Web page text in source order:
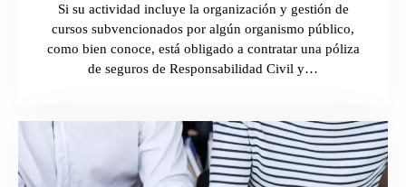
Si su actividad incluye la organización y gestión de
cursos subvencionados por algún organismo público,
como bien conoce, está obligado a contratar una póliza
de seguros de Responsabilidad Civil y…